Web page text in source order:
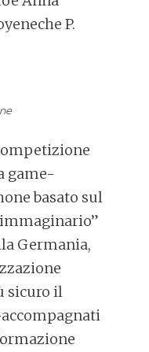
P.
game-
basato sul
Germania,
sicuro il